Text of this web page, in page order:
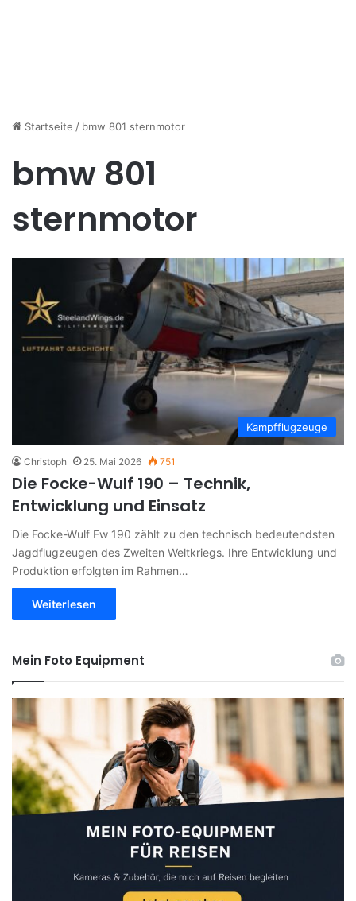
Startseite / bmw 801 sternmotor
bmw 801
sternmotor
Kampfflugzeuge
Christoph 25. Mai 2026 751
Die Focke-Wulf 190 – Technik,
Entwicklung und Einsatz
Die Focke-Wulf Fw 190 zählt zu den technisch bedeutendsten
Jagdflugzeugen des Zweiten Weltkriegs. Ihre Entwicklung und
Produktion erfolgten im Rahmen…
Weiterlesen
Mein Foto Equipment